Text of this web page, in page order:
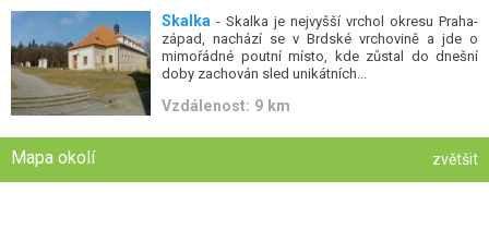
Skalka - Skalka je nejvyšší vrchol okresu Praha-
západ, nachází se v Brdské vrchovině a jde o
mimořádné poutní místo, kde zůstal do dnešní
doby zachován sled unikátních...
Vzdálenost: 9 km
Mapa okolí zvětšit